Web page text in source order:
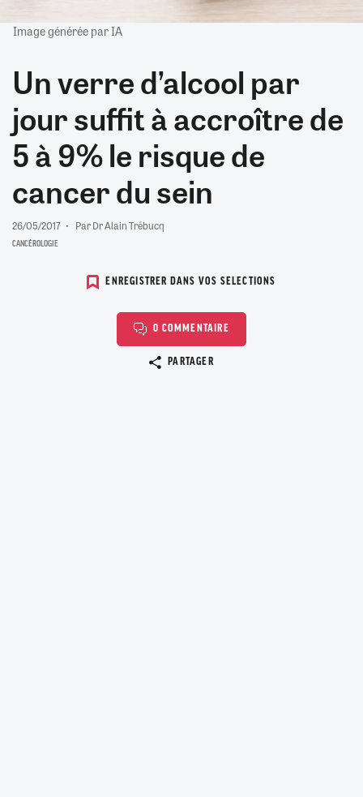
Image générée par IA
Un verre d’alcool par
jour suffit à accroître de
5 à 9% le risque de
cancer du sein
26/05/2017 Par Dr Alain Trébucq
CANCÉROLOGIE
ENREGISTRER DANS VOS SELECTIONS
0 COMMENTAIRE
PARTAGER